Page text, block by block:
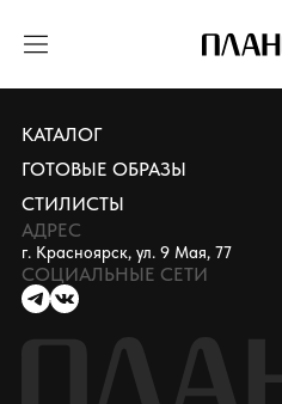
КАТАЛОГ
ГОТОВЫЕ ОБРАЗЫ
СТИЛИСТЫ
АДРЕС
г. Красноярск, ул. 9 Мая, 77
СОЦИАЛЬНЫЕ СЕТИ